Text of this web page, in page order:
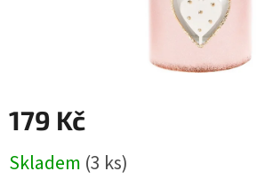
179 Kč
cena:
Skladem (3 ks)